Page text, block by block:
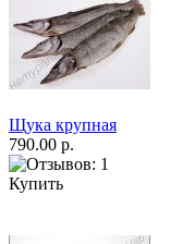
Щука крупная
790.00 р.
Купить